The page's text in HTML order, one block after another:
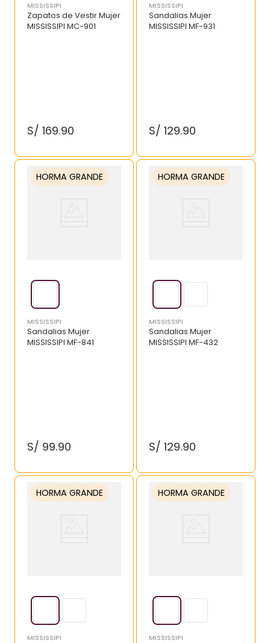
MISSISSIPI
Zapatos de Vestir Mujer
MISSISSIPI MC-901
S/ 169.90
MISSISSIPI
Sandalias Mujer
MISSISSIPI MF-931
S/ 129.90
HORMA GRANDE
MISSISSIPI
Sandalias Mujer
MISSISSIPI MF-841
S/ 99.90
HORMA GRANDE
MISSISSIPI
Sandalias Mujer
MISSISSIPI MF-432
S/ 129.90
HORMA GRANDE
MISSISSIPI
HORMA GRANDE
MISSISSIPI